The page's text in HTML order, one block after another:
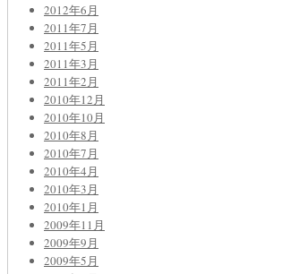
2012年6月
2011年7月
2011年5月
2011年3月
2011年2月
2010年12月
2010年10月
2010年8月
2010年7月
2010年4月
2010年3月
2010年1月
2009年11月
2009年9月
2009年5月